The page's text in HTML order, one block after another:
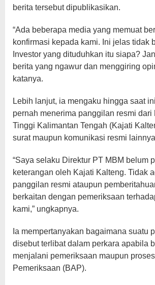
berita tersebut dipublikasikan.
“Ada beberapa media yang memuat
konfirmasi kepada kami. Ini jelas tidak
Investor yang dituduhkan itu siapa?
berita yang ngawur dan menggiring
katanya.
Lebih lanjut, ia mengaku hingga saat
pernah menerima panggilan resmi dari
Tinggi Kalimantan Tengah (Kajati
surat maupun komunikasi resmi
“Saya selaku Direktur PT MBM belum
keterangan oleh Kajati Kalteng. Tidak
panggilan resmi ataupun
berkaitan dengan pemeriksaan
kami,” ungkapnya.
Ia mempertanyakan bagaimana suatu
disebut terlibat dalam perkara apabila
menjalani pemeriksaan maupun
Pemeriksaan (BAP).